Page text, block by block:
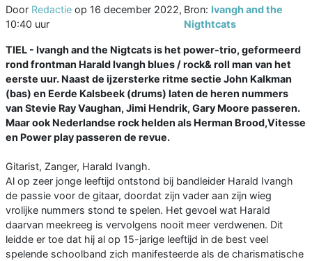
Door Redactie op 16 december 2022,
10:40 uur
Bron: Ivangh and the
Nigthtcats
TIEL - Ivangh and the Nigtcats is het power-trio, geformeerd
rond frontman Harald Ivangh blues / rock& roll man van het
eerste uur. Naast de ijzersterke ritme sectie John Kalkman
(bas) en Eerde Kalsbeek (drums) laten de heren nummers
van Stevie Ray Vaughan, Jimi Hendrik, Gary Moore passeren.
Maar ook Nederlandse rock helden als Herman Brood,Vitesse
en Power play passeren de revue.
Gitarist, Zanger, Harald Ivangh.
Al op zeer jonge leeftijd ontstond bij bandleider Harald Ivangh
de passie voor de gitaar, doordat zijn vader aan zijn wieg
vrolijke nummers stond te spelen. Het gevoel wat Harald
daarvan meekreeg is vervolgens nooit meer verdwenen. Dit
leidde er toe dat hij al op 15-jarige leeftijd in de best veel
spelende schoolband zich manifesteerde als de charismatische